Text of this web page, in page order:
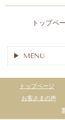
トップペ
MENU
トップページ
お客さまの声